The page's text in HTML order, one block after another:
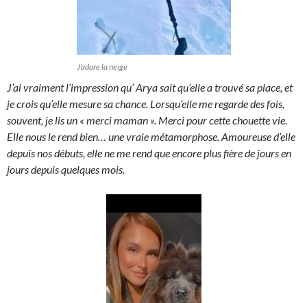
J’adore la neige
J’ai vraiment l’impression qu’ Arya sait qu’elle a trouvé sa place, et
je crois qu’elle mesure sa chance. Lorsqu’elle me regarde des fois,
souvent, je lis un « merci maman ». Merci pour cette chouette vie.
Elle nous le rend bien… une vraie métamorphose. Amoureuse d’elle
depuis nos débuts, elle ne me rend que encore plus fière de jours en
jours depuis quelques mois.